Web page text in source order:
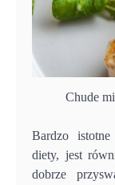
Chude
Bardzo
diety, jest
dobrze